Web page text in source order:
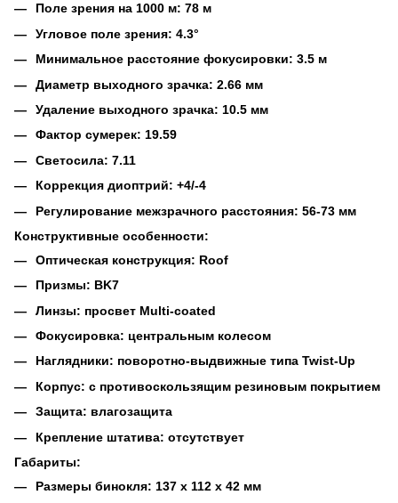
Поле зрения на 1000 м: 78 м
Угловое поле зрения: 4.3°
Минимальное расстояние фокусировки: 3.5 м
Диаметр выходного зрачка: 2.66 мм
Удаление выходного зрачка: 10.5 мм
Фактор сумерек: 19.59
Светосила: 7.11
Коррекция диоптрий: +4/-4
Регулирование межзрачного расстояния: 56-73 мм
Конструктивные особенности:
Оптическая конструкция: Roof
Призмы: BK7
Линзы: просвет Multi-coated
Фокусировка: центральным колесом
Наглядники: поворотно-выдвижные типа Twist-Up
Корпус: с противоскользящим резиновым покрытием
Защита: влагозащита
Крепление штатива: отсутствует
Габариты:
Размеры бинокля: 137 х 112 х 42 мм